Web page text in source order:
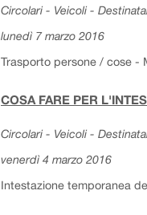
Circolari - Veicoli -
lunedì 7 marzo 2016
Trasporto persone / cose -
COSA FARE PER
Circolari - Veicoli -
venerdì 4 marzo 2016
Intestazione temporanea